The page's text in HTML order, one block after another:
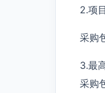
2.项
采购
3.最
采购